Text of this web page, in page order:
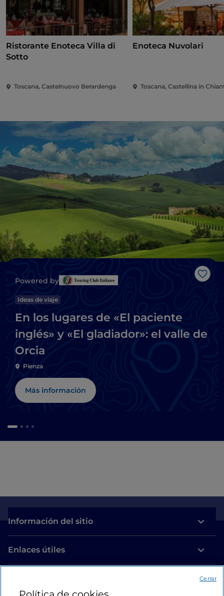
Ristorante Enoteca Villa di
Sotto
Toscana, Castelnuovo Berardenga
Enoteca Nuvolari
Toscana, Castellina in
Me
Powered by
Ideas de viaje
En los lugares de «El paciente
inglés» y «El gladiador»: el valle de
Orcia
Pienza
Más información
Información del sitio
Enlaces útiles
Cerrar